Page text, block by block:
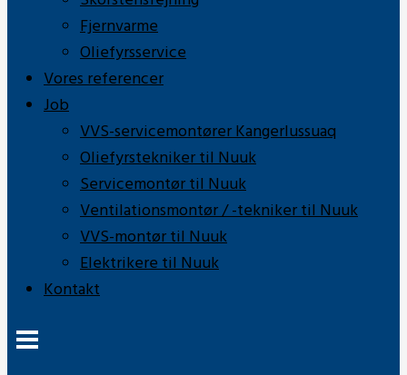
Fjernvarme
Oliefyrsservice
Vores referencer
Job
VVS-servicemontører Kangerlussuaq
Oliefyrstekniker til Nuuk
Servicemontør til Nuuk
Ventilationsmontør / -tekniker til Nuuk
VVS-montør til Nuuk
Elektrikere til Nuuk
Kontakt